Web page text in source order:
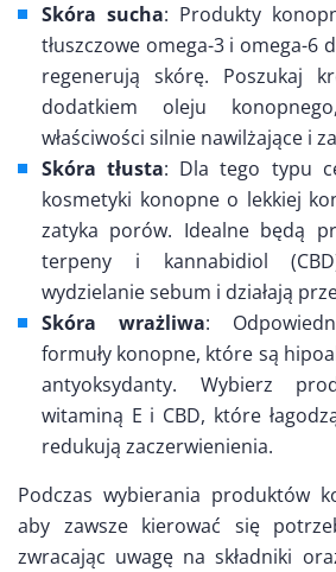
Skóra sucha: Produkty
tłuszczowe omega-3 i omega-6
regenerują skórę. Poszukaj
dodatkiem oleju
właściwości silnie nawilżające i
Skóra tłusta: Dla tego typu
kosmetyki konopne o lekkiej
zatyka porów. Idealne będą
terpeny i kannabidiol
wydzielanie sebum i działają
Skóra wrażliwa:
formuły konopne, które są
antyoksydanty. Wybierz
witaminą E i CBD, które
redukują zaczerwienienia.
Podczas wybierania produktów
aby zawsze kierować się
zwracając uwagę na składniki